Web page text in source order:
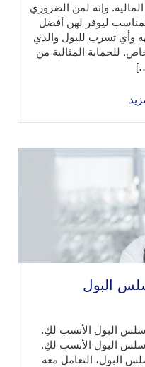
وإنه لمن الضروري
ليوفر لهن أفضل
وأي تسرب للبول والذي
المثالية من
البول
البول الأنسب لكِ.
البول الأنسب لكِ.
التعامل معه